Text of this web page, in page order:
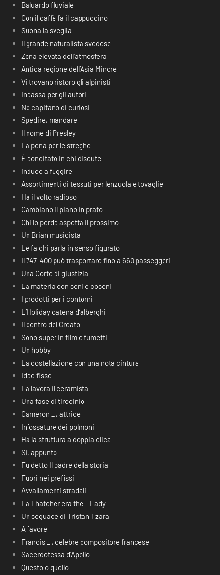
Baluardo fluviale
Con il caffè fa il cappuccino
Suona la sveglia
Il grande naturalista svedese
Zona elevata dell’atmosfera
Antica regione dell’Asia Minore
Vi trovano ristoro gli alpinisti
Incassa per gli autori
Ne capitano di curiosi
Spedire, mandare
Il nome di Presley
La pena per le streghe
É concitato in chi discute
Induce a fuggire
Assortimenti di tessuti per lenzuola e tovaglie
Ha il volto radioso
Cambiano il piano in prato
Chi lo perde aspetta il prossimo
Un Brian musicista
Le fa chi parla in senso figurato
Il 747-400 può trasportare fino a 660 passeggeri
Una Corte di giustizia
La materia con seni e coseni
I prodotti per i contorni
L’Holiday catena d’alberghi
Il centro del Creato
Sono super in film e fumetti
Un hobby
La costellazione con una nota cintura
Idee fisse
La lavora il ceramista
Una fase di tirocinio
Cameron _ , attrice
Infossature dei polmoni
Ha la struttura a doppia elica
Si, appunto
Fu detto Il padre della storia
Fuori nei prefissi
Avvallamenti stradali
La Thatcher era the _ Lady
Un seguace di Tristan Tzara
A favore
Francis _ , celebre compositore francese
Sacerdotessa d’Apollo
Questo o quello